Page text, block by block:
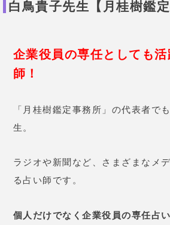
白鳥貴子先生【月桂樹鑑定
企業役員の専任としても
師！
「月桂樹鑑定事務所」の代表者で
生。
ラジオや新聞など、さまざまなメ
る占い師です。
個人だけでなく企業役員の専任占